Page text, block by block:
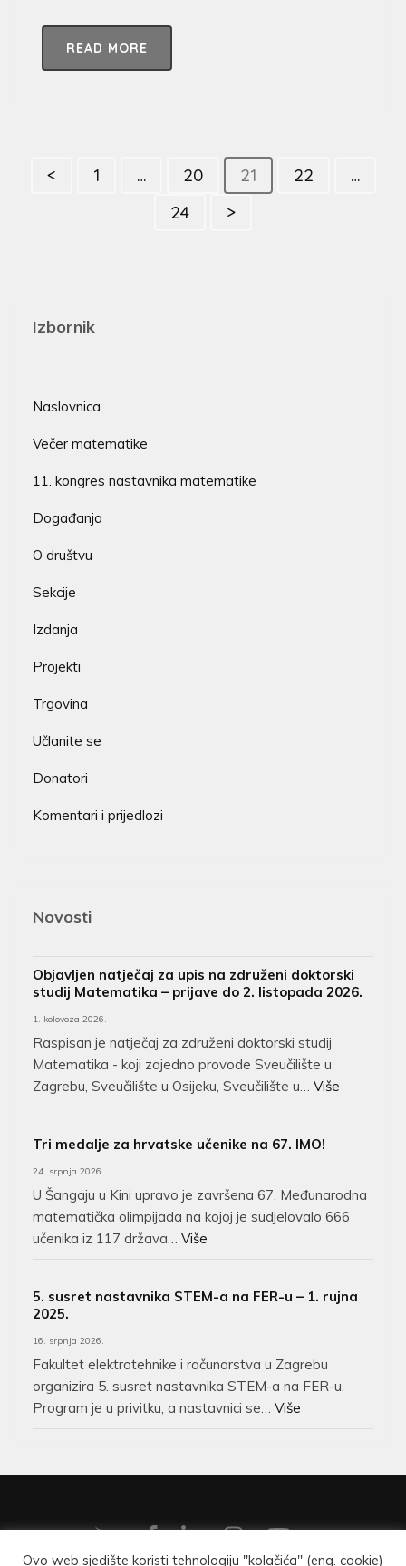
READ MORE
< 1 … 20 21 22
…
24
>
Izbornik
Naslovnica
Večer matematike
11. kongres nastavnika matematike
Događanja
O društvu
Sekcije
Izdanja
Projekti
Trgovina
Učlanite se
Donatori
Komentari i prijedlozi
Novosti
Objavljen natječaj za upis na združeni doktorski
studij Matematika – prijave do 2. listopada 2026.
1. kolovoza 2026.
Raspisan je natječaj za združeni doktorski studij
Matematika - koji zajedno provode Sveučilište u
Zagrebu, Sveučilište u Osijeku, Sveučilište u… Više
Tri medalje za hrvatske učenike na 67. IMO!
24. srpnja 2026.
U Šangaju u Kini upravo je završena 67. Međunarodna
matematička olimpijada na kojoj je sudjelovalo 666
učenika iz 117 država… Više
5. susret nastavnika STEM-a na FER-u – 1. rujna
2025.
16. srpnja 2026.
Fakultet elektrotehnike i računarstva u Zagrebu
organizira 5. susret nastavnika STEM-a na FER-u.
Program je u privitku, a nastavnici se… Više
Ovo web sjedište koristi tehnologiju "kolačića" (eng. cookie)